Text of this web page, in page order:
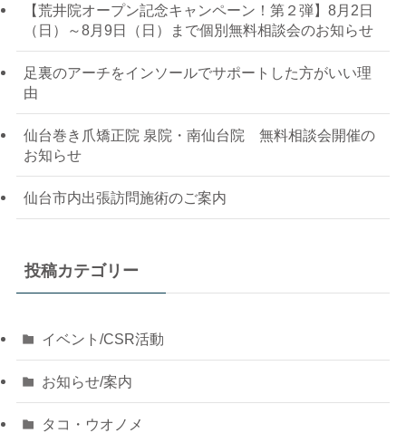
【荒井院オープン記念キャンペーン！第２弾】8月2日
（日）～8月9日（日）まで個別無料相談会のお知らせ
足裏のアーチをインソールでサポートした方がいい理
由
仙台巻き爪矯正院 泉院・南仙台院 無料相談会開催の
お知らせ
仙台市内出張訪問施術のご案内
投稿カテゴリー
イベント/CSR活動
お知らせ/案内
タコ・ウオノメ